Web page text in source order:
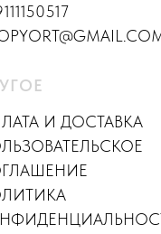
И ДОСТАВКА